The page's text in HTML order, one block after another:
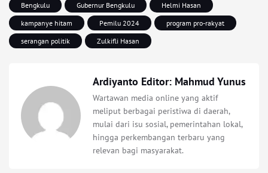
Bengkulu Gubernur Bengkulu
Helmi Hasan
kampanye hitam
Pemilu 2024
program pro-rakyat
serangan politik
Zulkifli Hasan
Ardiyanto Editor: Mahmud Yunus
Wartawan media online yang aktif
meliput berbagai peristiwa di daerah,
mulai dari isu sosial, pemerintahan lokal,
hingga perkembangan terbaru yang
relevan bagi masyarakat.